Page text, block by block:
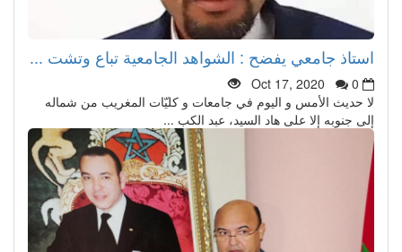
استاذ جامعي يفضح : الشواهد الجامعية تباع وتشت ...
Oct 17, 2020
0
لا حديث الأمس و اليوم في جامعات و كليّات المغريب من شماله
إلى جنوبه إلا على هاد السيد، عبد الكب ...